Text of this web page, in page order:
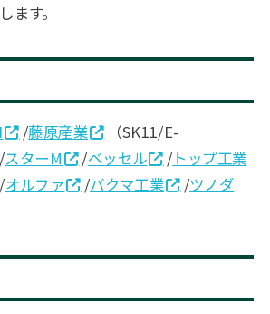
ます。
/藤原産業
（SK11/E-
/スターM /ベッセル / トップ工業
/オルファ /バクマ工業 /ツノダ